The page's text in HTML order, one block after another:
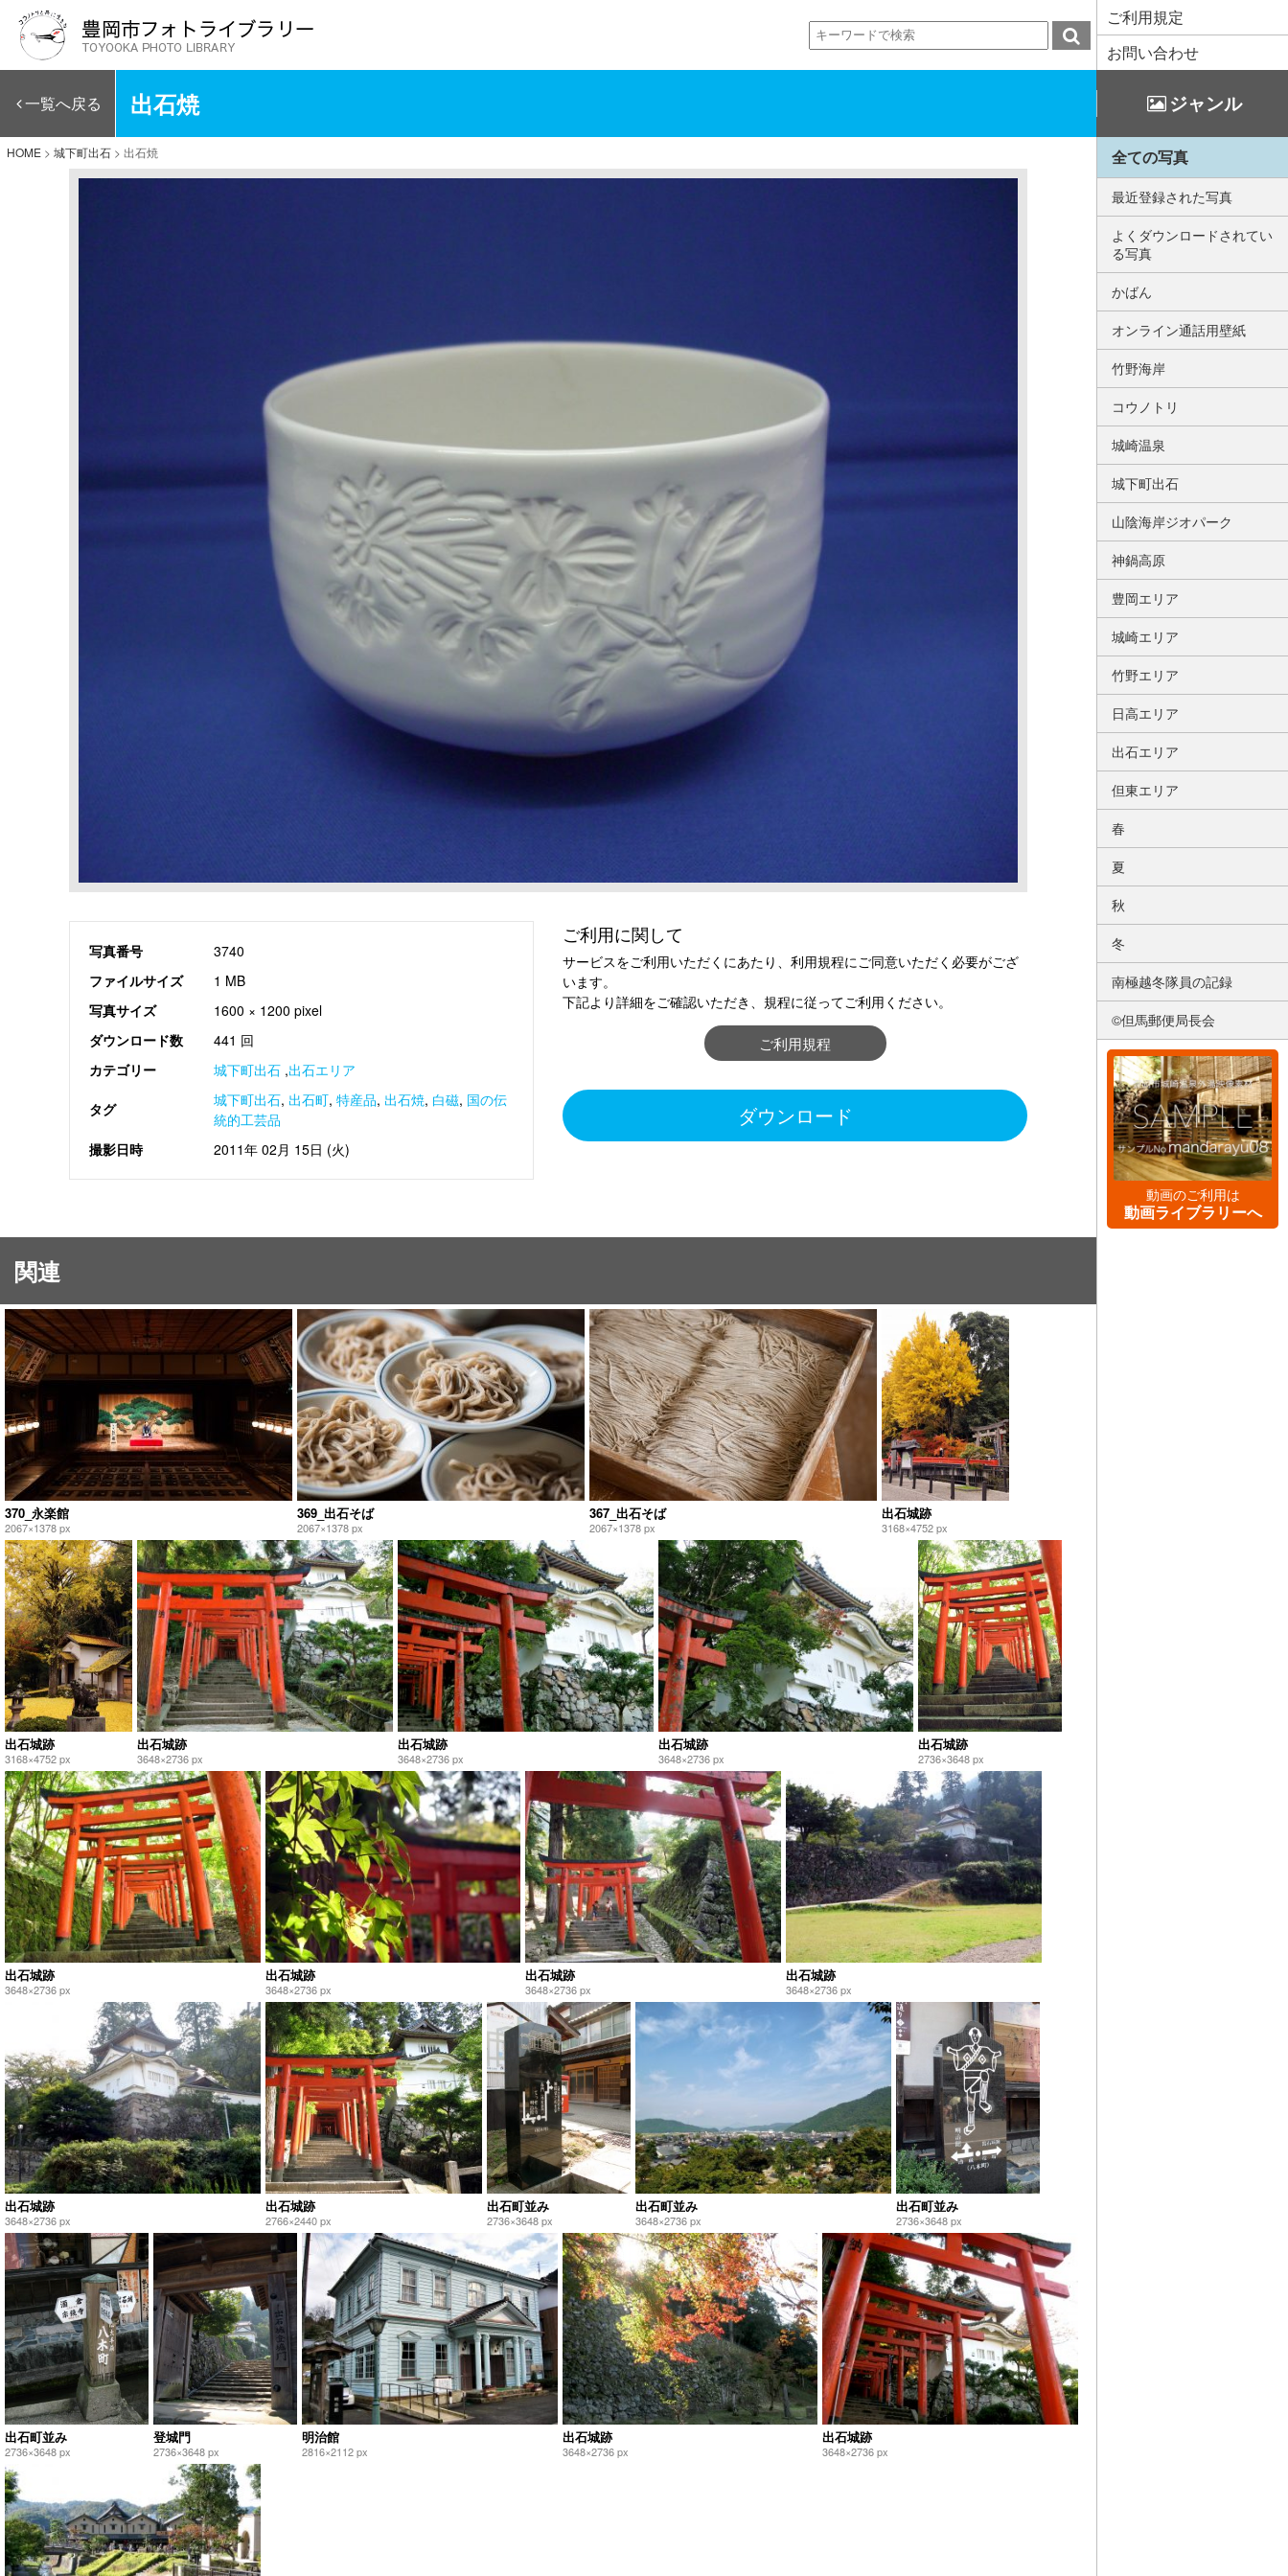
ご利用規定
お問い合わせ
一覧へ戻る 出石焼 ジャンル
HOME > 城下町出石 > 出石焼
写真番号
3740
ファイルサイズ
1 MB
写真サイズ
1600 × 1200 pixel
ダウンロード数
441 回
カテゴリー
城下町出石 ,出石エリア
タグ 城下町出石, 出石町, 特産品, 出石焼, 白磁, 国の伝
統的工芸品
撮影日時
2011年 02月 15日 (火)
ご利用に関して
サービスをご利用いただくにあたり、利用規程にご同意いただく必要がござ
います。
下記より詳細をご確認いただき、規程に従ってご利用ください。
ご利用規程
ダウンロード
関連
370_永楽館
2067×1378 px
369_出石そば
2067×1378 px
367_出石そば
2067×1378 px
出石城跡
3168×4752 px
出石城跡
3168×4752 px
出石城跡
3648×2736 px
出石城跡
3648×2736 px
出石城跡
3648×2736 px
出石城跡
2736×3648 px
出石城跡
3648×2736 px
出石城跡
3648×2736 px
出石城跡
3648×2736 px
出石城跡
3648×2736 px
出石城跡
3648×2736 px
出石城跡
2766×2440 px
出石町並み
2736×3648 px
出石町並み
3648×2736 px
出石町並み
2736×3648 px
出石町並み
2736×3648 px
登城門
2736×3648 px
明治館
2816×2112 px
出石城跡
3648×2736 px
出石城跡
3648×2736 px
全ての写真
最近登録された写真
よくダウンロードされてい
る写真
かばん
オンライン通話用壁紙
竹野海岸
コウノトリ
城崎温泉
城下町出石
山陰海岸ジオパーク
神鍋高原
豊岡エリア
城崎エリア
竹野エリア
日高エリア
出石エリア
但東エリア
春
夏
秋
冬
南極越冬隊員の記録
©但馬郵便局長会
動画のご利用は
動画ライブラリーへ